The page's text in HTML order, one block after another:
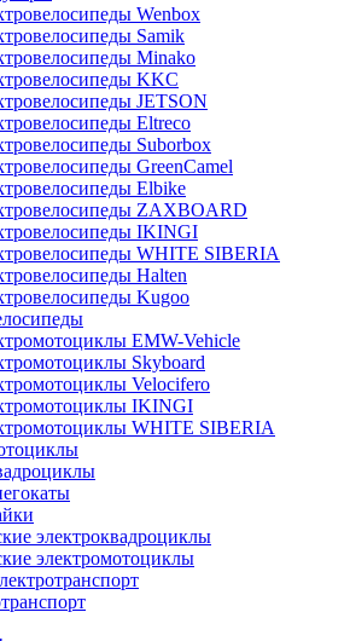
Wenbox
Samik
Minako
KKC
JETSON
Eltreco
Suborbox
GreenCamel
Elbike
ZAXBOARD
IKINGI
WHITE SIBERIA
Halten
Kugoo
EMW-Vehicle
Skyboard
Velocifero
IKINGI
WHITE SIBERIA
электроквадроциклы
электромотоциклы